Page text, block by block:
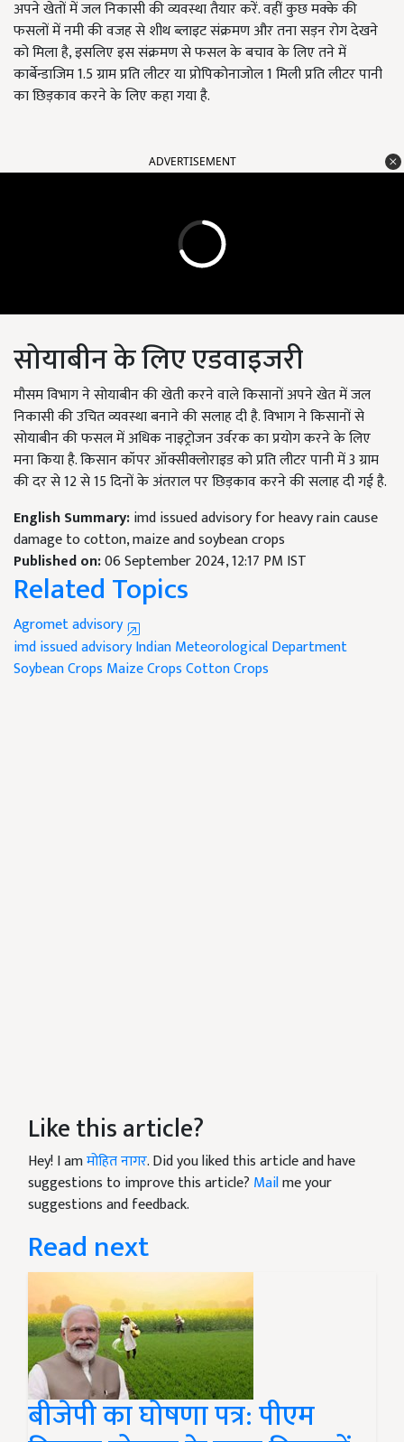
अपने खेतों में जल निकासी की व्यवस्था तैयार करें. वहीं कुछ मक्के की
फसलों में नमी की वजह से शीथ ब्लाइट संक्रमण और तना सड़न रोग देखने
को मिला है, इसलिए इस संक्रमण से फसल के बचाव के लिए तने में
कार्बेन्डाजिम 1.5 ग्राम प्रति लीटर या प्रोपिकोनाजोल 1 मिली प्रति लीटर पानी
का छिड़काव करने के लिए कहा गया है.
ADVERTISEMENT
सोयाबीन के लिए एडवाइजरी
मौसम विभाग ने सोयाबीन की खेती करने वाले किसानों अपने खेत में जल
निकासी की उचित व्यवस्था बनाने की सलाह दी है. विभाग ने किसानों से
सोयाबीन की फसल में अधिक नाइट्रोजन उर्वरक का प्रयोग करने के लिए
मना किया है. किसान कॉपर ऑक्सीक्लोराइड को प्रति लीटर पानी में 3 ग्राम
की दर से 12 से 15 दिनों के अंतराल पर छिड़काव करने की सलाह दी गई है.
English Summary:imd issued advisory for heavy rain cause
damage to cotton, maize and soybean crops
Published on:06 September 2024, 12:17 PM IST
Related Topics
Agromet advisory
imd issued advisoryIndian Meteorological Department
Soybean Crops Maize CropsCotton Crops
Like this article?
Hey! I amमोहित नागर. Did you liked this article and have
suggestions to improve this article? Mailme your
suggestions and feedback.
Read next
बीजेपी का घोषणा पत्र: पीएम